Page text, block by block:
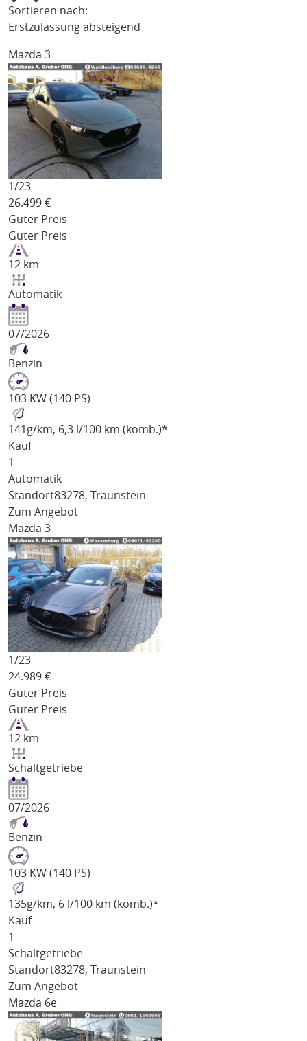
Sortieren nach:
Erstzulassung absteigend
Mazda 3
1/23
26.499 €
Guter Preis
Guter Preis
12 km
Automatik
07/2026
Benzin
103 KW (140 PS)
141 g/km, 6,3 l/100 km (komb.)*
Kauf
1
Automatik
Standort83278, Traunstein
Zum Angebot
Mazda 3
1/23
24.989 €
Guter Preis
Guter Preis
12 km
Schaltgetriebe
07/2026
Benzin
103 KW (140 PS)
135g/km, 6 l/100 km (komb.)*
Kauf
1
Schaltgetriebe
Standort83278, Traunstein
Zum Angebot
Mazda 6e